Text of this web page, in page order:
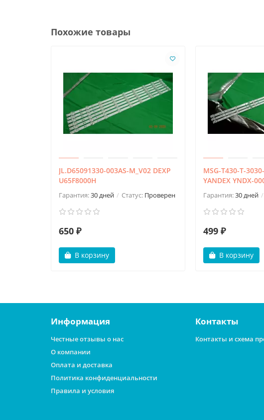
Похожие товары
JL.D65091330-003AS-M_V02 DEXP
U65F8000H
Гарантия:30 дней Статус: Проверен
650 ₽
В корзину
MSG-T430-T-
YANDEX YNDX-
Гарантия:30 дней
499 ₽
В корзину
Информация
Честные отзывы о нас
О компании
Оплата и доставка
Политика конфиденциальности
Правила и условия
Контакты
Контакты и схема